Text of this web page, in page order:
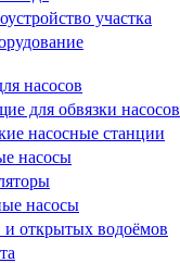
участка
насосов
для обвязки насосов
насосные станции
насосы
насосы
и открытых водоёмов